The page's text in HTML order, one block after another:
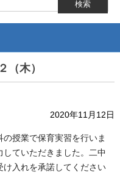
木）
2020年11月12日
授業で保育実習を行いま
していただきました。二中
入れを承諾してください